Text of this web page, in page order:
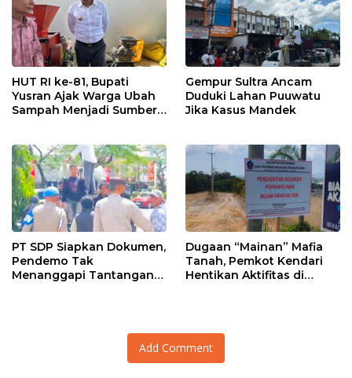
HUT RI ke-81, Bupati
Yusran Ajak Warga Ubah
Sampah Menjadi Sumber
Gempur Sultra Ancam
Duduki Lahan Puuwatu
Jika Kasus Mandek
PT SDP Siapkan Dokumen,
Pendemo Tak
Menanggapi Tantangan
Dugaan “Mainan” Mafia
Tanah, Pemkot Kendari
Hentikan Aktifitas di
Add Comment